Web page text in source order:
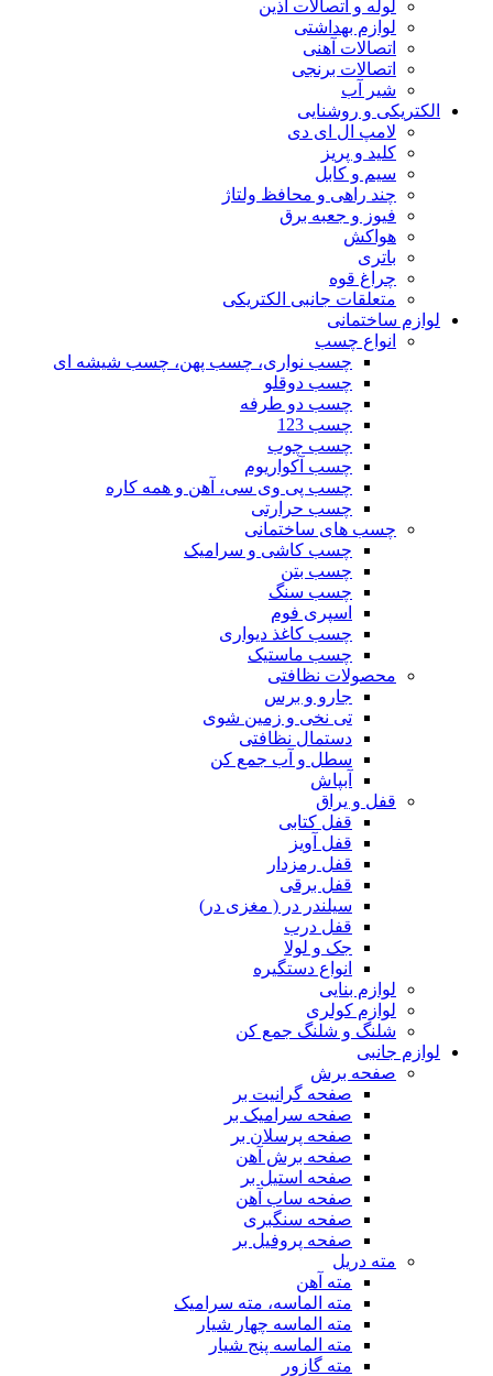
لوله و اتصالات آذین
لوازم بهداشتی
اتصالات آهنی
اتصالات برنجی
شیر آب
الکتریکی و روشنایی
لامپ ال ای دی
کلید و پریز
سیم و کابل
چند راهی و محافظ ولتاژ
فیوز و جعبه برق
هواکش
باتری
چراغ قوه
متعلقات جانبی الکتریکی
لوازم ساختمانی
انواع چسب
چسب نواری، چسب پهن، چسب شیشه ای
چسب دوقلو
چسب دو طرفه
چسب 123
چسب چوب
چسب آکواریوم
چسب پی وی سی، آهن و همه کاره
چسب حرارتی
چسب های ساختمانی
چسب کاشی و سرامیک
چسب بتن
چسب سنگ
اسپری فوم
چسب کاغذ دیواری
چسب ماستیک
محصولات نظافتی
جارو و برس
تی نخی و زمین شوی
دستمال نظافتی
سطل و آب جمع کن
آبپاش
قفل و یراق
قفل کتابی
قفل آویز
قفل رمزدار
قفل برقی
سیلندر در ( مغزی در)
قفل درب
جک و لولا
انواع دستگیره
لوازم بنایی
لوازم کولری
شلنگ و شلنگ جمع کن
لوازم جانبی
صفحه برش
صفحه گرانیت بر
صفحه سرامیک بر
صفحه پرسلان بر
صفحه برش آهن
صفحه استیل بر
صفحه ساب آهن
صفحه سنگبری
صفحه پروفیل بر
مته دریل
مته آهن
مته الماسه، مته سرامیک
مته الماسه چهار شیار
مته الماسه پنج شیار
مته گازور